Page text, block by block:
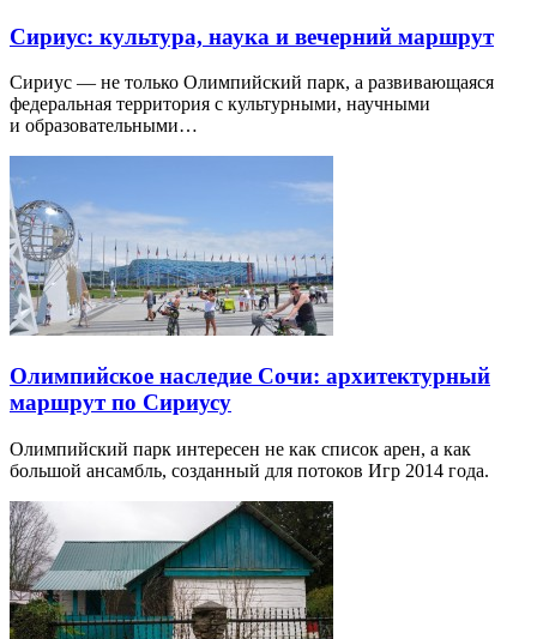
Сириус: культура, наука и вечерний маршрут
Сириус — не только Олимпийский парк, а развивающаяся
федеральная территория с культурными, научными
и образовательными…
Олимпийское наследие Сочи: архитектурный
маршрут по Сириусу
Олимпийский парк интересен не как список арен, а как
большой ансамбль, созданный для потоков Игр 2014 года.